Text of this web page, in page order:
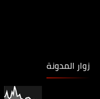
زوار المدونة